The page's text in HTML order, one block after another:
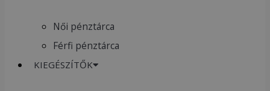
Női pénztárca
Férfi pénztárca
KIEGÉSZÍTŐK